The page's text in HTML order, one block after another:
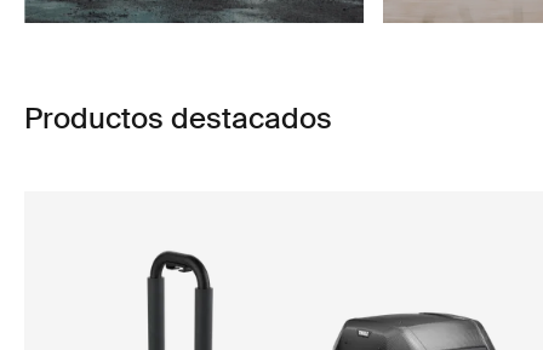
Productos destacados